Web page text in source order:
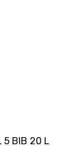
5 BIB 20 L